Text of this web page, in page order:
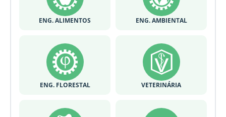
ENG. ALIMENTOS ENG. AMBIENTAL
ENG. FLORESTAL VETERINÁRIA